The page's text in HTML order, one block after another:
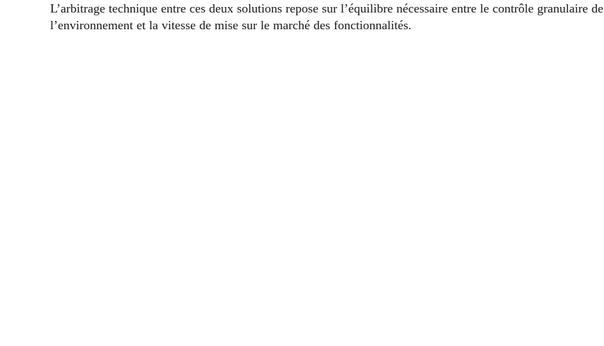
L’arbitrage technique entre ces deux solutions repose sur l’équilibre nécessaire entre le contrôle granulaire de
l’environnement et la vitesse de mise sur le marché des fonctionnalités.